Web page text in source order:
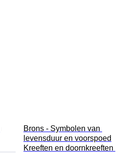
Brons - Symbolen van
levensduur en voorspoed
Kreeften en doornkreeften